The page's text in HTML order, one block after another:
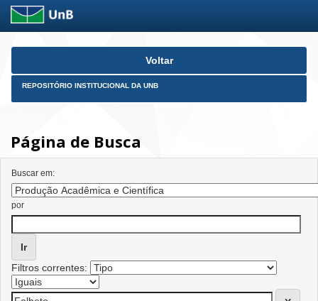
Skip
Voltar
REPOSITÓRIO INSTITUCIONAL DA UNB
Página de Busca
Buscar em:
por
Filtros correntes: